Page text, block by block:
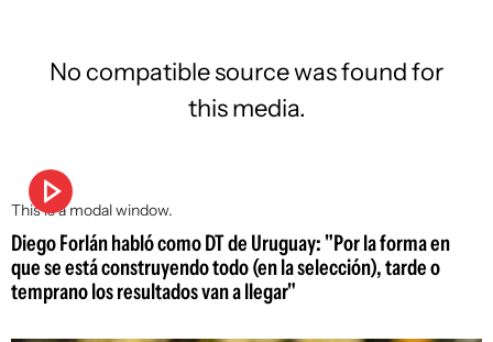
This is a modal window.
No compatible source was found for
this media.
Diego Forlán habló como DT de Uruguay: "Por la forma en
que se está construyendo todo (en la selección), tarde o
temprano los resultados van a llegar"